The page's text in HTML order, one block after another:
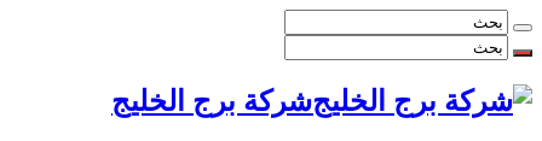
شركة برج الخليج